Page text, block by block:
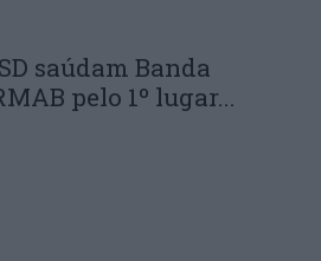
saúdam Banda
pelo 1º lugar...